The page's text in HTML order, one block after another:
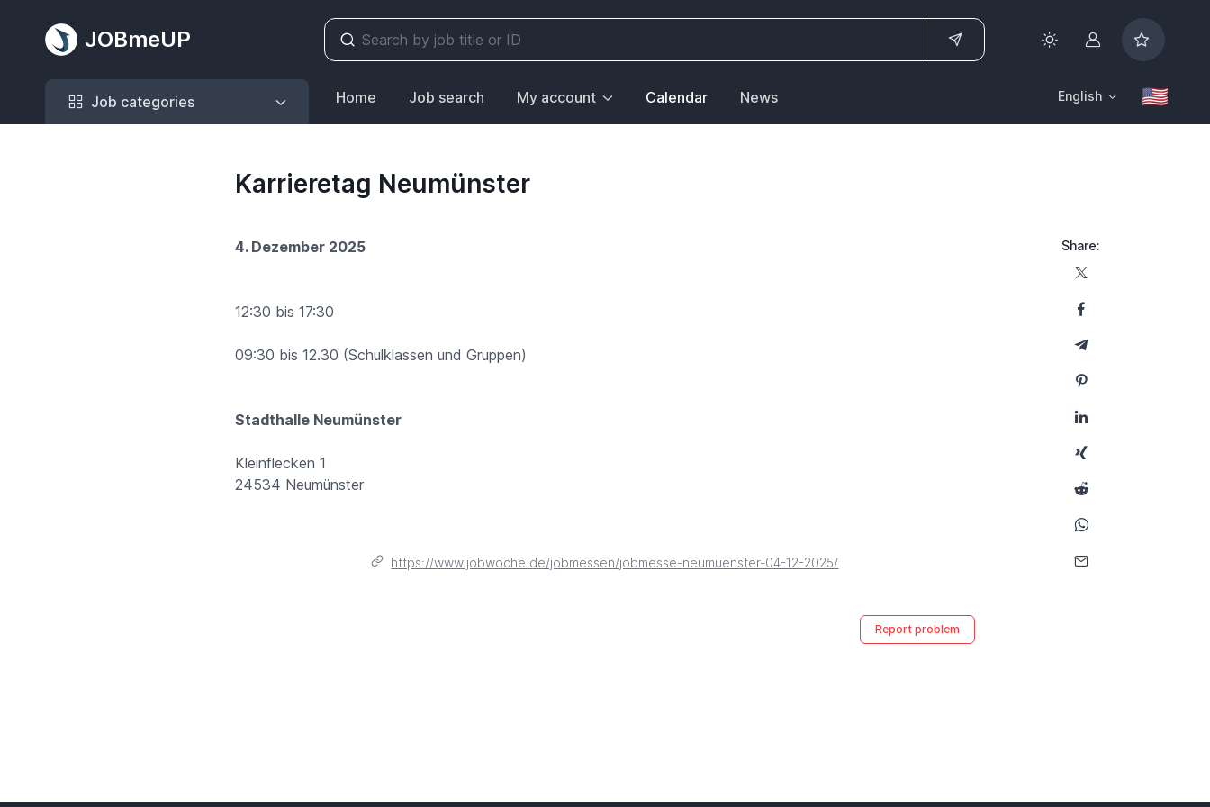
JOBmeUP Account
Job categories
Job categories Home Job search My account Calendar News English
Karrieretag Neumünster
4. Dezember 2025
12:30 bis 17:30
09:30 bis 12.30 (Schulklassen und Gruppen)
Stadthalle Neumünster
Kleinflecken 1
24534 Neumünster
https://www.jobwoche.de/jobmessen/jobmesse-neumuenster-04-12-2025/
Report problem
Share: